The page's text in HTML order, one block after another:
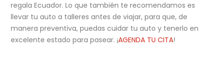
regala Ecuador. Lo que también te recomendamos es
llevar tu auto a talleres antes de viajar, para que, de
manera preventiva, puedas cuidar tu auto y tenerlo en
excelente estado para pasear. ¡AGENDA TU CITA!